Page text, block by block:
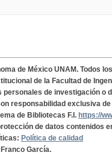
de México UNAM. Todos
de la Facultad de
de investigación o
responsabilidad exclusiva
de Bibliotecas F.I. https://
de datos contenidos
Política de calidad
García.